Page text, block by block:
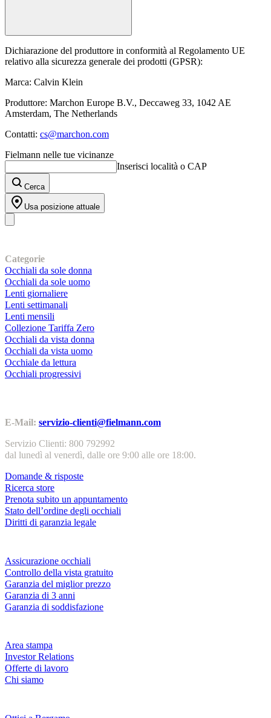
Dichiarazione del produttore in conformità al Regolamento UE
relativo alla sicurezza generale dei prodotti (GPSR):
Marca: Calvin Klein
Produttore: Marchon Europe B.V., Deccaweg 33, 1042 AE
Amsterdam, The Netherlands
Contatti: cs@marchon.com
Fielmann nelle tue vicinanze
Inserisci località o CAP
Cerca
Usa posizione attuale
Categorie
Occhiali da sole donna
Occhiali da sole uomo
Lenti giornaliere
Lenti settimanali
Lenti mensili
Collezione Tariffa Zero
Occhiali da vista donna
Occhiali da vista uomo
Occhiale da lettura
Occhiali progressivi
E-Mail: servizio-clienti@fielmann.com
Servizio Clienti: 800 792992
dal lunedì al venerdì, dalle ore 9:00 alle ore 18:00.
Domande & risposte
Ricerca store
Prenota subito un appuntamento
Stato dell’ordine degli occhiali
Diritti di garanzia legale
Assicurazione occhiali
Controllo della vista gratuito
Garanzia del miglior prezzo
Garanzia di 3 anni
Garanzia di soddisfazione
Area stampa
Investor Relations
Offerte di lavoro
Chi siamo